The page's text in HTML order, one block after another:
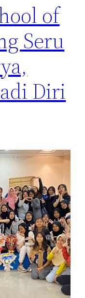
of
Seru
Diri